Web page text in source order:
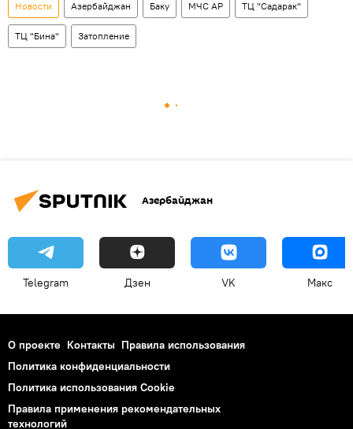
Новости Азербайджан Баку МЧС АР ТЦ "Садарак"
ТЦ "Бина" Затопление
Азербайджан
Telegram Дзен VK Макс
О проекте Контакты Правила использования
Политика конфиденциальности
Политика использования Cookie
Правила применения рекомендательных
технологий